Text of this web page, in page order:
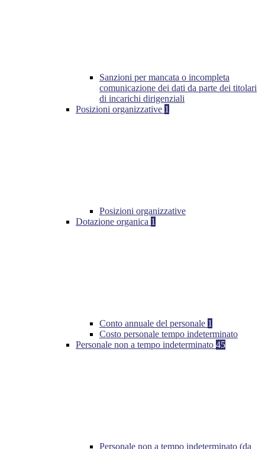
Sanzioni per mancata o incompleta
comunicazione dei dati da parte dei titolari
di incarichi dirigenziali
Posizioni organizzative 1
Posizioni organizzative
Dotazione organica 1
Conto annuale del personale 1
Costo personale tempo indeterminato
Personale non a tempo indeterminato 45
Personale non a tempo indeterminato (da